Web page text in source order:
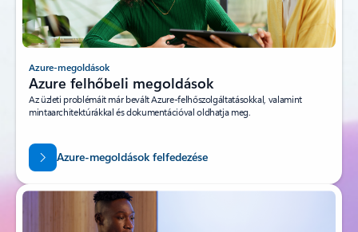
Azure-megoldások
Azure felhőbeli megoldások
Az üzleti problémáit már bevált Azure-felhőszolgáltatásokkal, valamint
mintaarchitektúrákkal és dokumentációval oldhatja meg.
Azure-megoldások felfedezése